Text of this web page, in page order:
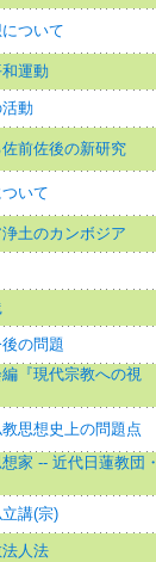
ついて
運動
動
前佐後の新研究
いて
土のカンボジア
の問題
『現代宗教への視
思想史上の問題点
家 -- 近代日蓮教団・
講(宗)
人法